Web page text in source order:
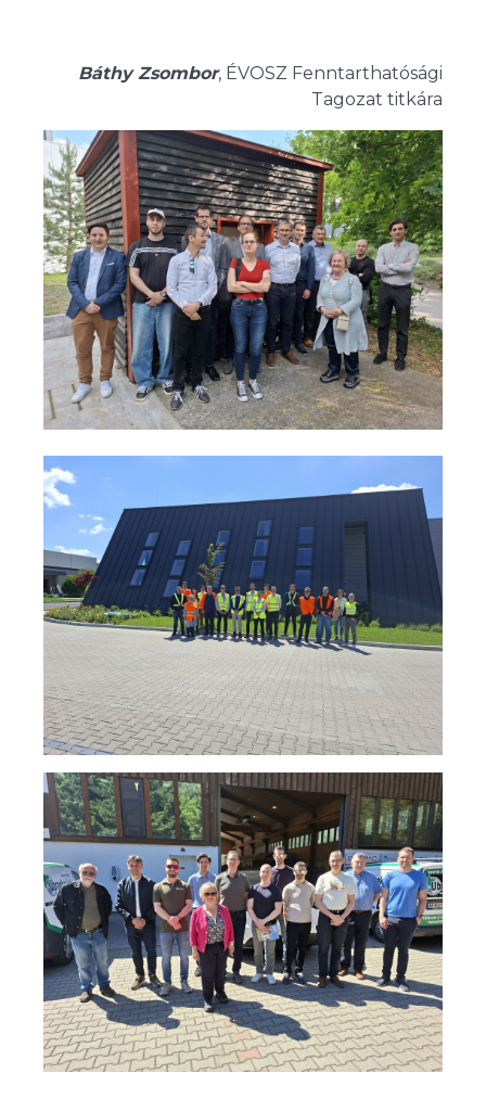
Báthy Zsombor, ÉVOSZ Fenntarthatósági
Tagozat titkára